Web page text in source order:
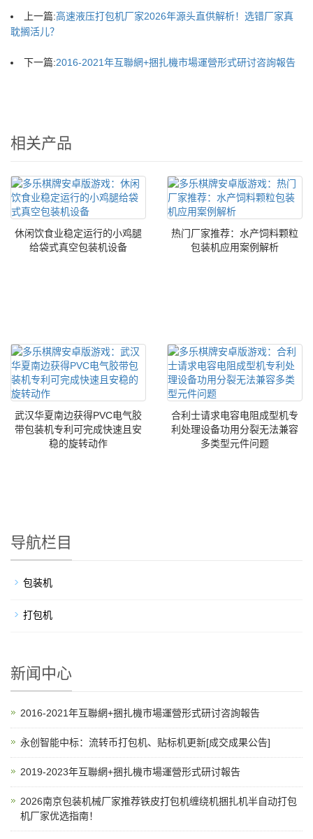
上一篇:高速液压打包机厂家2026年源头直供解析！选错厂家真
耽搁活儿？
下一篇:2016-2021年互聯網+捆扎機市場運營形式研讨咨詢報告
相关产品
休闲饮食业稳定运行的小鸡腿
给袋式真空包装机设备
热门厂家推荐：水产饲料颗粒
包装机应用案例解析
武汉华夏南边获得PVC电气胶
带包装机专利可完成快速且安
稳的旋转动作
合利士请求电容电阻成型机专
利处理设备功用分裂无法兼容
多类型元件问题
导航栏目
包装机
打包机
新闻中心
2016-2021年互聯網+捆扎機市場運營形式研讨咨詢報告
永创智能中标：流转币打包机、贴标机更新[成交成果公告]
2019-2023年互聯網+捆扎機市場運營形式研讨報告
2026南京包装机械厂家推荐铁皮打包机缠绕机捆扎机半自动打包
机厂家优选指南！